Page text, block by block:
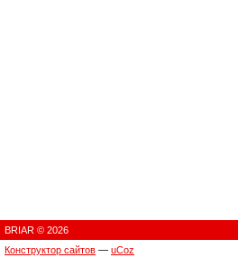
BRIAR © 2026
Конструктор сайтов — uCoz